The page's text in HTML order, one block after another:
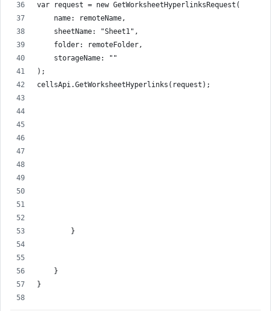
var request = new GetWorksheetHyperlinksRequest(
    name: remoteName,
    sheetName: "Sheet1",
    folder: remoteFolder,
    storageName: ""
);
cellsApi.GetWorksheetHyperlinks(request);
        }
    }
}